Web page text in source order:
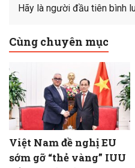
Hãy là người đầu tiên bình
Cùng chuyên mục
Việt Nam đề nghị EU
sớm gỡ “thẻ vàng” IUU